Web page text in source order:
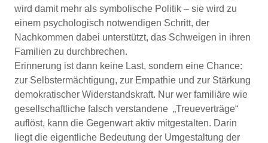
wird damit mehr als symbolische Politik – sie wird zu
einem psychologisch notwendigen Schritt, der
Nachkommen dabei unterstützt, das Schweigen in ihren
Familien zu durchbrechen.
Erinnerung ist dann keine Last, sondern eine Chance:
zur Selbstermächtigung, zur Empathie und zur Stärkung
demokratischer Widerstandskraft. Nur wer familiäre wie
gesellschaftliche falsch verstandene „Treueverträge“
auflöst, kann die Gegenwart aktiv mitgestalten. Darin
liegt die eigentliche Bedeutung der Umgestaltung der